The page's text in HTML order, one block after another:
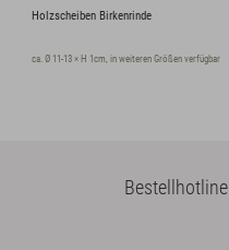
Holzscheiben Birkenrinde
ca. Ø 11-13 × H 1cm, in weiteren Größen verfügbar
Bestellhotline